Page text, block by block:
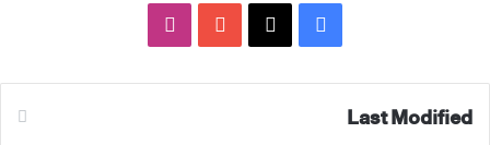
فيسبوك ‫YouTube
Last Modified